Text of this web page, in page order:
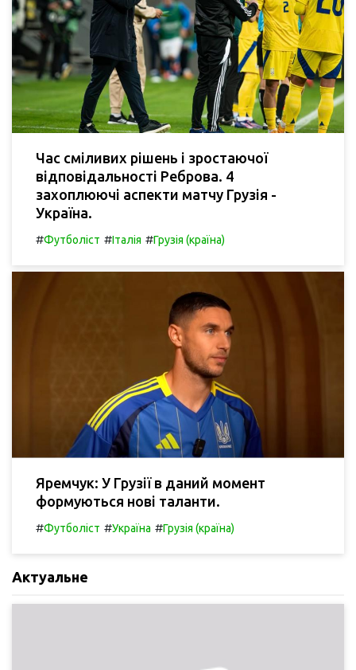
Час сміливих рішень і зростаючої
відповідальності Реброва. 4
захоплюючі аспекти матчу Грузія -
Україна.
#Футболіст #Італія #Грузія (країна)
Яремчук: У Грузії в даний момент
формуються нові таланти.
#Футболіст #Україна #Грузія (країна)
Актуальне